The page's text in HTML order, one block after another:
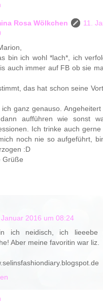
Rosa Wölkchen
11.
bin ich wohl *lach*, ich
auch immer auf FB ob sie
das hat schon seine
ich ganz genauso.
aufführen wie sonst
Ich trinke auch
noch nie so aufgeführt,
:D
Grüße
Januar 2016 um 08:24
ich neidisch, ich
Aber meine favoritin war liz.